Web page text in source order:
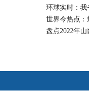
环球实时：我